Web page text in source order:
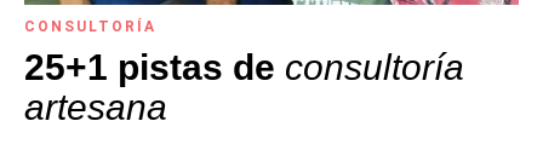
CONSULTORÍA
25+1 pistas de consultoría
artesana